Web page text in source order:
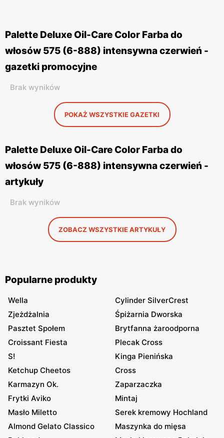
Palette Deluxe Oil-Care Color Farba do
włosów 575 (6-888) intensywna czerwień -
gazetki promocyjne
Brak wyników
POKAŻ WSZYSTKIE GAZETKI
Palette Deluxe Oil-Care Color Farba do
włosów 575 (6-888) intensywna czerwień -
artykuły
Brak wyników
ZOBACZ WSZYSTKIE ARTYKUŁY
Popularne produkty
Wella
Cylinder SilverCrest
Zjeżdżalnia
Śpiżarnia Dworska
Pasztet Społem
Brytfanna żaroodporna
Croissant Fiesta
Plecak Cross
S!
Kinga Pienińska
Ketchup Cheetos
Cross
Karmazyn Ok.
Zaparzaczka
Frytki Aviko
Mintaj
Masło Miletto
Serek kremowy Hochland
Almond Gelato Classico
Maszynka do mięsa